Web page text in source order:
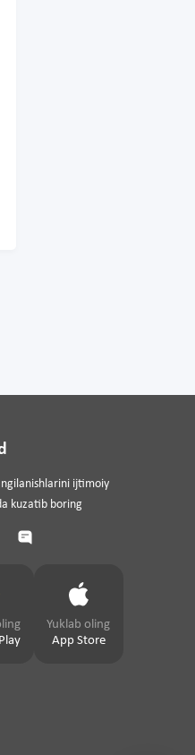
ijtimoiy
kuzatib boring
Yuklab oling
App Store